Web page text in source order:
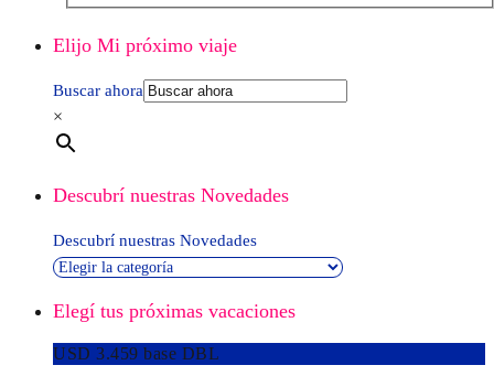
Elijo Mi próximo viaje
Buscar ahora
×
Descubrí nuestras Novedades
Descubrí nuestras Novedades
Elegí tus próximas vacaciones
USD 3.459 base DBL